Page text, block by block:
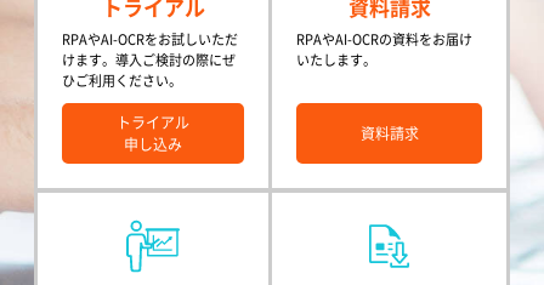
トライアル
RPAやAI-OCRをお試しいただ
けます。導入ご検討の際にぜ
ひご利用ください。
トライアル
申し込み
資料請求
RPAやAI-OCRの資料をお届け
いたします。
資料請求